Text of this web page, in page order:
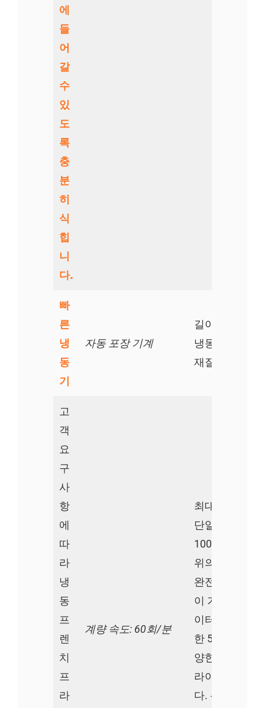
에
들
어
갈
수
있
도
록
충
분
히
식
힙
니
다.
빠
른
냉
동
기
자동 포장 기계
길이:
냉동 센터 온도
재질: 304SS
고
객
요
구
사
항
에
따
라
냉
동
프
렌
치
프
라
계량 속도: 60회/분
최대 무게:
단일 계량 범위
1000g
위의 내용은
완전 자동 프
이 기계의 일
이터입니다.
한 50-2000kg/
양한 용량의
라이 기계를
다. 특별한 요